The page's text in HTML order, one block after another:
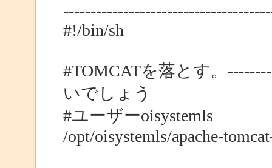
#!/bin/sh
#TOMCATを落とす。
いでしょう
#ユーザーoisystemls
/opt/oisystemls/apache-